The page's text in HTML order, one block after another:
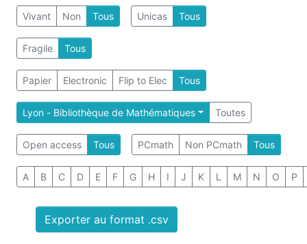
Vivant Non Tous Unicas Tous
Fragile Tous
Papier Electronic Flip to Elec Tous
Lyon - Bibliothèque de Mathématiques Toutes
Open access Tous PCmath Non PCmath Tous
A B C D E F G H I J K L M N O P
Exporter au format .csv